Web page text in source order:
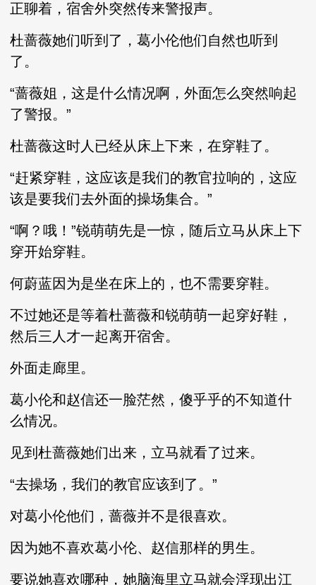
正聊着，宿舍外突然传来警报声。
杜蔷薇她们听到了，葛小伦他们自然也听到
了。
“蔷薇姐，这是什么情况啊，外面怎么突然响起
了警报。”
杜蔷薇这时人已经从床上下来，在穿鞋了。
“赶紧穿鞋，这应该是我们的教官拉响的，这应
该是要我们去外面的操场集合。”
“啊？哦！”锐萌萌先是一惊，随后立马从床上下
穿开始穿鞋。
何蔚蓝因为是坐在床上的，也不需要穿鞋。
不过她还是等着杜蔷薇和锐萌萌一起穿好鞋，
然后三人才一起离开宿舍。
外面走廊里。
葛小伦和赵信还一脸茫然，傻乎乎的不知道什
么情况。
见到杜蔷薇她们出来，立马就看了过来。
“去操场，我们的教官应该到了。”
对葛小伦他们，蔷薇并不是很喜欢。
因为她不喜欢葛小伦、赵信那样的男生。
要说她喜欢哪种，她脑海里立马就会浮现出江